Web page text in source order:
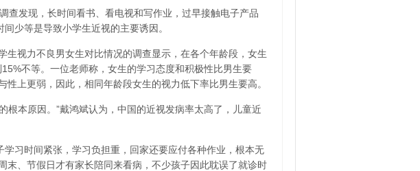
查发现，长时间看书、看电视和写作业，过早接触电子产品
少等是导致小学生近视的主要诱因。
生视力不良男女生对比情况的调查显示，在各个年龄段，女生
不等。一位老师称，女生的学习态度和积极性比男生要
上更弱，因此，相同年龄段女生的视力低下率比男生要高。
根本原因。”戴鸿斌认为，中国的近视发病率太高了，儿童近
习时间紧张，学习负担重，回家还要应付各种作业，根本无
末、节假日才有家长陪同来看病，不少孩子因此耽误了就诊时